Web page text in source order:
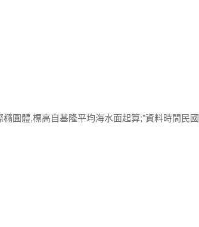
圓體,標高自基隆平均海水面起算;"資料時間民國